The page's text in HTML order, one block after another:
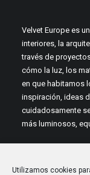
Utilizamos cookies
Velvet Europe es
interiores, la
través de
cómo la luz, los
en que habitamos
inspiración, ideas
cuidadosamente
más luminosos,